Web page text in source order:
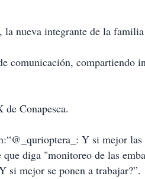
nueva integrante de la familia
comunicación, compartiendo
Conapesca.
Y si mejor las
diga "monitoreo de las
si mejor se ponen a trabajar?”.